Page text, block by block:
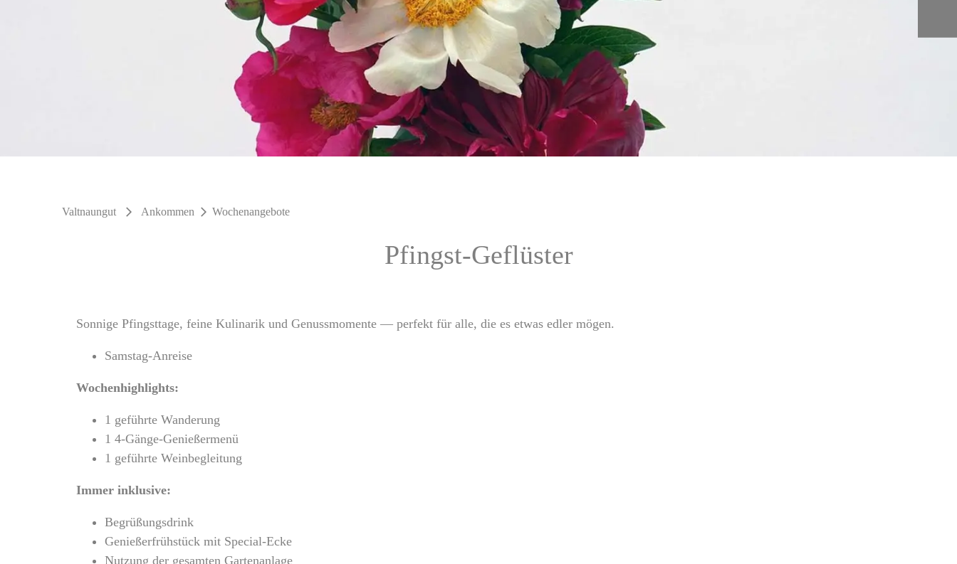
Valtnaungut arrow_forward_ios Ankommen arrow_forward_ios Wochenangebote
Pfingst-Geflüster
Sonnige Pfingsttage, feine Kulinarik und Genussmomente — perfekt für alle, die es etwas edler mögen.
Samstag-Anreise
Wochenhighlights:
1 geführte Wanderung
1 4-Gänge-Genießermenü
1 geführte Weinbegleitung
Immer inklusive:
Begrüßungsdrink
Genießerfrühstück mit Special-Ecke
Nutzung der gesamten Gartenanlage